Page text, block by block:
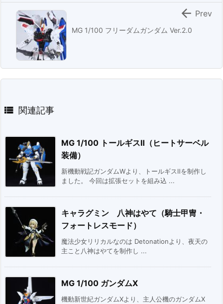
MG 1/100 フリーダムガンダム Ver.2.0
 Prev
 関連記事
MG 1/100 トールギスⅡ（ヒートサーベル
装備）
新機動戦記ガンダムWより、トールギスⅡを制作し
ました。 今回は拡張セットを組み込 ...
キャラグミン 八神はやて（騎士甲冑・
フォートレスモード）
魔法少女リリカルなのは Detonationより、夜天の
主こと八神はやてを制作し ...
MG 1/100 ガンダムX
機動新世紀ガンダムXより、主人公機のガンダムX